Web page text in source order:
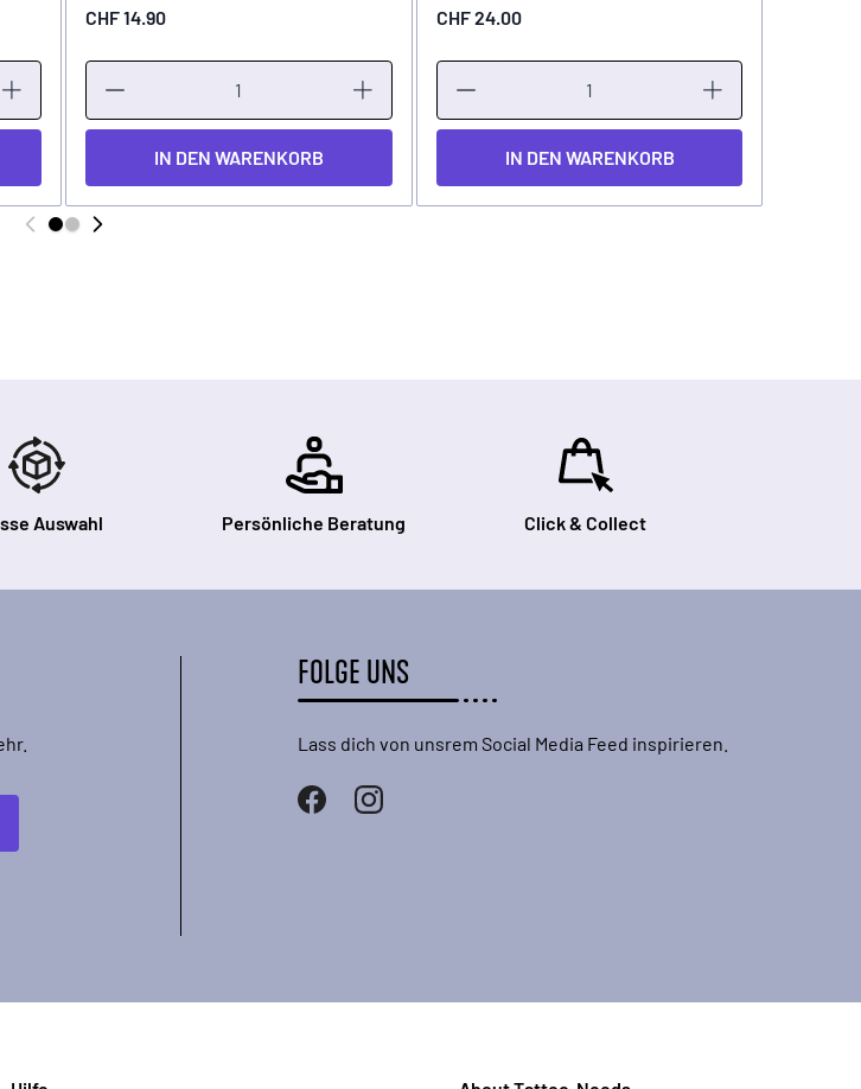
CHF 14.90
IN DEN WARENKORB
CHF 24.00
IN DEN WARENKORB
Auswahl Persönliche Beratung Click & Collect
FOLGE UNS
Lass dich von unsrem Social Media Feed inspirieren.